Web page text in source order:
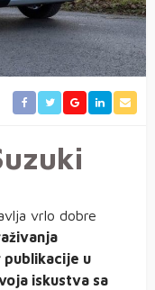
vrlo dobre
publikacije u
iskustva sa